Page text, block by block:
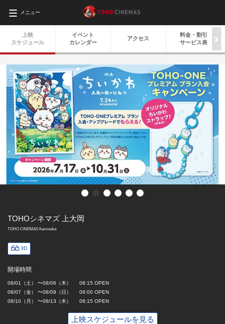
メニュー
上映
スケジュール
イベント
カレンダー
アクセス
料金・ 割引
サービス表
TOHOシネマズ 上大岡
TOHO CINEMAS Kamiooka
3D
開場時間
08/01（土） 〜08/06（木） 08:15 OPEN
08/07（金） 〜08/09（日） 08:00 OPEN
08/10（月） 〜08/13（木） 08:15 OPEN
上映スケジュールを見る